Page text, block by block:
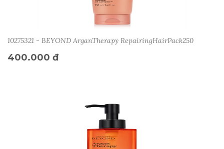
10275321 - BEYOND ArganTherapy RepairingHairPack250
400.000 đ